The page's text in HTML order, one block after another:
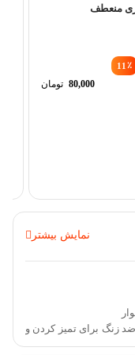
منعطف
٪ 11
80,000 تومان
نمایش بیشتر
ضد زنگ برای تمیز کردن و